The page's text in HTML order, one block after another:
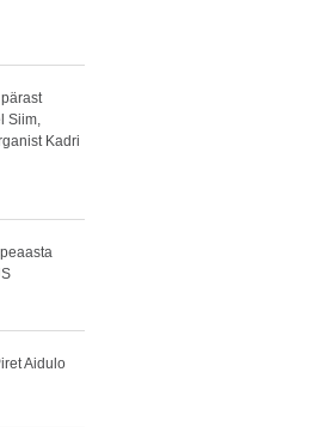
Siim,
Kadri
Aidulo